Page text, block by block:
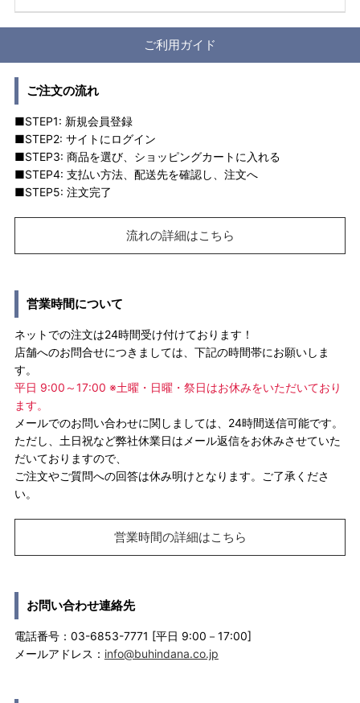
ご利用ガイド
ご注文の流れ
■STEP1: 新規会員登録
■STEP2: サイトにログイン
■STEP3: 商品を選び、ショッピングカートに入れる
■STEP4: 支払い方法、配送先を確認し、注文へ
■STEP5: 注文完了
流れの詳細はこちら
営業時間について
ネットでの注文は24時間受け付けております！
店舗へのお問合せにつきましては、下記の時間帯にお願いしま
す。
平日 9:00～17:00 ※土曜・日曜・祭日はお休みをいただいており
ます。
メールでのお問い合わせに関しましては、24時間送信可能です。
ただし、土日祝など弊社休業日はメール返信をお休みさせていた
だいておりますので、
ご注文やご質問への回答は休み明けとなります。ご了承くださ
い。
営業時間の詳細はこちら
お問い合わせ連絡先
電話番号：03-6853-7771 [平日 9:00－17:00]
メールアドレス： info@buhindana.co.jp